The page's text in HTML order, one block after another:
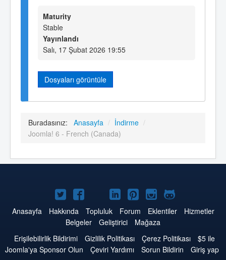
Maturity
Stable
Yayınlandı
Salı, 17 Şubat 2026 19:55
Dosyaları görüntüle
Buradasınız: Anasayfa / İndirme /
Joomla! 6 - French (Canada)
Twitter'da
Joomla
Facebook'da
Joomla
YouTube'da
Joomla
LinkedIn'de
Joomla
Pinterest'de
Joomla
Instagram'da
Joomla
GitHub'da
Joomla
Anasayfa Hakkında Topluluk Forum Eklentiler
Hizmetler
Belgeler
Geliştirici
Mağaza
Erişilebilirlik Bildirimi
Gizlilik Politikası Çerez Politikası
$5 ile
Joomla'ya Sponsor Olun
Çeviri Yardımı Sorun Bildirin Giriş yap